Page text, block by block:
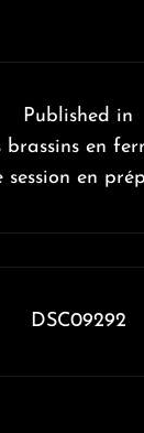
Published in
brassins en
session en
DSC09292